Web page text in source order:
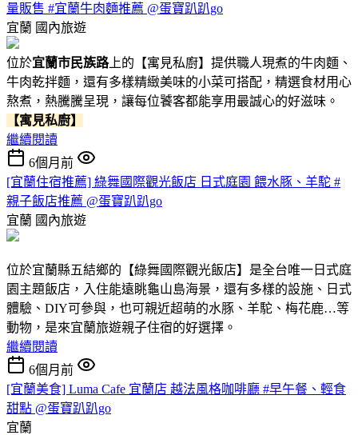
量販售 #宜蘭牛肉麵推薦 @蛋寶趴趴go
宜蘭 國內旅遊
位於宜蘭市民族路上的【寓見私廚】提供職人現煮的牛肉麵、
牛肉乾拌麵，還有多樣精緻美味的小菜可搭配，精選食材用心
熬煮，熱騰騰呈現，讓每位饕客都能享用最誠心的好滋味。
【寓見私廚】
繼續閱讀
6個月前
[宜蘭住宿推薦] 綠舞國際觀光飯店 日式庭園 餵水豚、羊駝 #
親子飯店推薦 @蛋寶趴趴go
宜蘭 國內旅遊
位於宜蘭縣五結鄉的【綠舞國際觀光飯店】是全台唯一日式庭
園主題飯店，入住能遠眺龜山島海景，還有多樣的設施、日式
體驗、DIY可參與，也可親近超萌的水豚、羊駝、梅花鹿…等
動物，是來宜蘭旅遊親子住宿的好選擇。
繼續閱讀
6個月前
[宜蘭美食] Luma Cafe 宜蘭店 越法風格咖啡廳 #早午餐、輕食
甜點 @蛋寶趴趴go
宜蘭